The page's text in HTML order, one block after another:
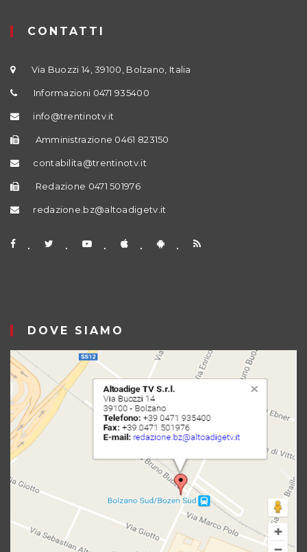
CONTATTI
Via Buozzi 14, 39100, Bolzano, Italia
Informazioni 0471 935400
info@trentinotv.it
Amministrazione 0461 823150
contabilita@trentinotv.it
Redazione 0471 501976
redazione.bz@altoadigetv.it
DOVE SIAMO